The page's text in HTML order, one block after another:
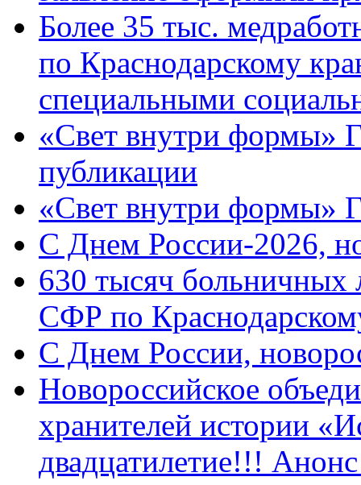
Более 35 тыс.
по Краснодарскому
специальными
«Свет внутри формы»
публикации
«Свет внутри формы»
C Днем России-2026,
630 тысяч больничных
СФР по
C Днем России,
Новороссийское
хранителей истории
двадцатилетие!!!